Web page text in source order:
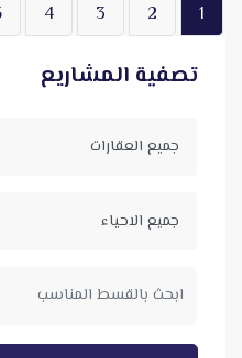
1
2
3
4
تصفية المشاريع